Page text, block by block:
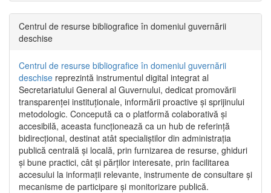
Centrul de resurse bibliografice în domeniul guvernării
deschise
Centrul de resurse bibliografice în domeniul guvernării
deschise reprezintă instrumentul digital integrat al
Secretariatului General al Guvernului, dedicat promovării
transparenței instituționale, informării proactive și sprijinului
metodologic. Concepută ca o platformă colaborativă și
accesibilă, aceasta funcționează ca un hub de referință
bidirecțional, destinat atât specialiștilor din administrația
publică centrală și locală, prin furnizarea de resurse, ghiduri
și bune practici, cât și părților interesate, prin facilitarea
accesului la informații relevante, instrumente de consultare și
mecanisme de participare și monitorizare publică.